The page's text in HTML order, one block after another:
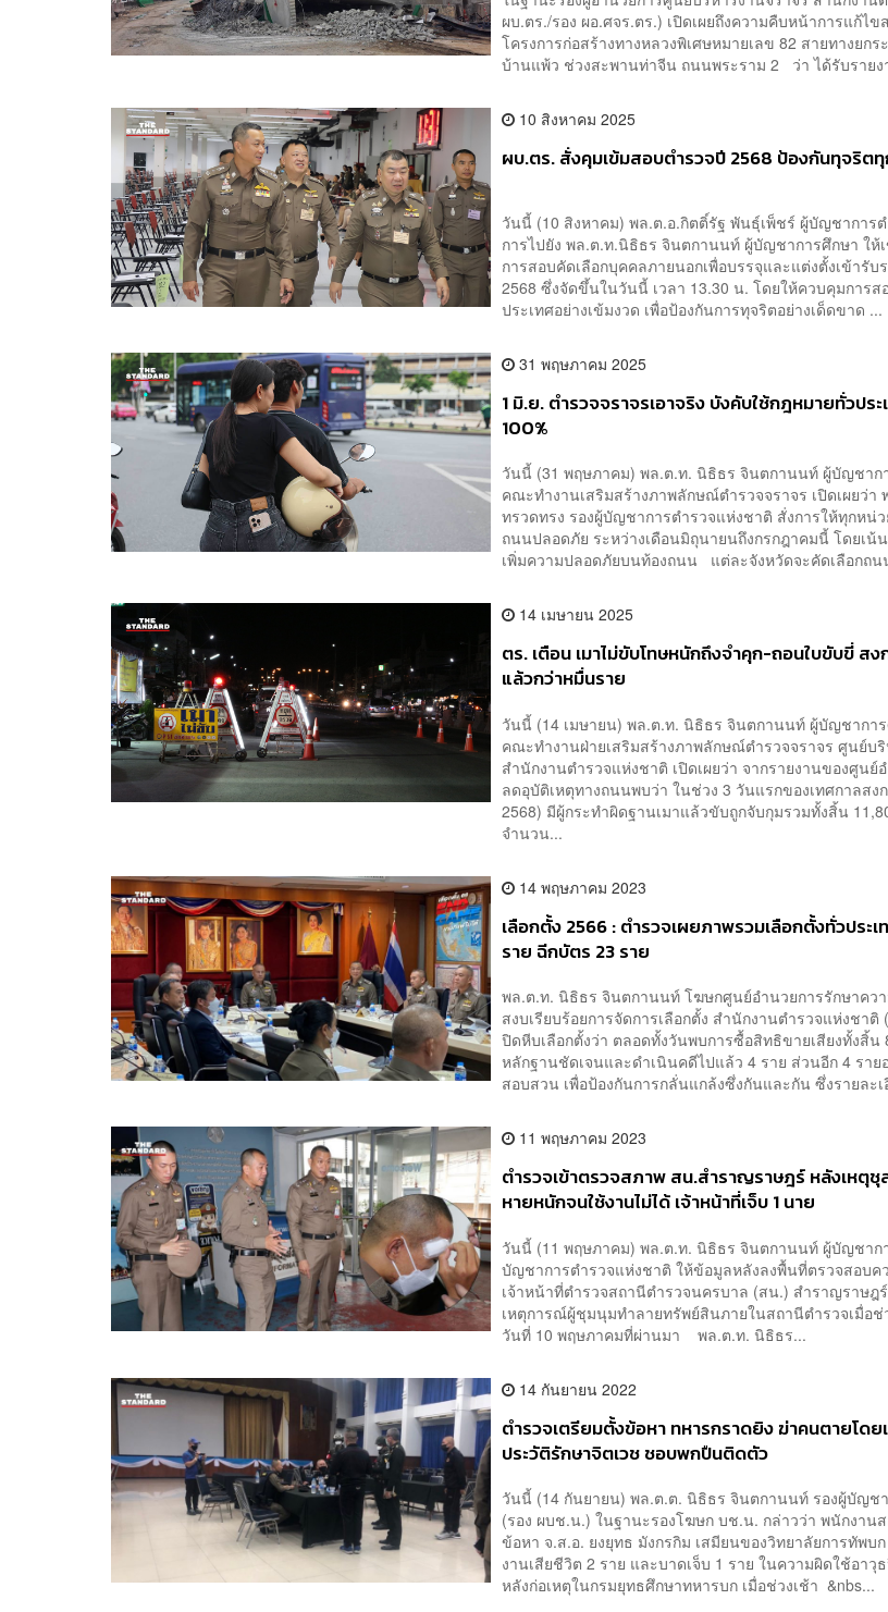
ผบ.ตร./รอง ผอ.ศจร.ตร.) เปิดเผยถึงความคืบหน้าการแก้ไ
โครงการก่อสร้างทางหลวงพิเศษหมายเลข 82 สายทางยก
บ้านแพ้ว ช่วงสะพานท่าจีน ถนนพระราม 2 ว่า ได้รับรายง
10 สิงหาคม 2025
ผบ.ตร. สั่งคุมเข้มสอบตำรวจปี 2568 ป้องกันทุจริต
วันนี้ (10 สิงหาคม) พล.ต.อ.กิตติ์รัฐ พันธุ์เพ็ชร์ ผู้บัญชาการ
การไปยัง พล.ต.ท.นิธิธร จินตกานนท์ ผู้บัญชาการศึกษา ให้
การสอบคัดเลือกบุคคลภายนอกเพื่อบรรจุและแต่งตั้งเข้ารับ
2568 ซึ่งจัดขึ้นในวันนี้ เวลา 13.30 น. โดยให้ควบคุมการ
ประเทศอย่างเข้มงวด เพื่อป้องกันการทุจริตอย่างเด็ดขาด ...
31 พฤษภาคม 2025
1 มิ.ย. ตำรวจจราจรเอาจริง บังคับใช้กฎหมายทั่วปร
100%
วันนี้ (31 พฤษภาคม) พล.ต.ท. นิธิธร จินตกานนท์ ผู้บัญชาก
คณะทำงานเสริมสร้างภาพลักษณ์ตำรวจจราจร เปิดเผยว่า
ทรวดทรง รองผู้บัญชาการตำรวจแห่งชาติ สั่งการให้ทุกหน่
ถนนปลอดภัย ระหว่างเดือนมิถุนายนถึงกรกฎาคมนี้ โดยเน้
เพิ่มความปลอดภัยบนท้องถนน แต่ละจังหวัดจะคัดเลือกถ
14 เมษายน 2025
ตร. เตือน เมาไม่ขับโทษหนักถึงจำคุก-ถอนใบขับขี่ ส
แล้วกว่าหมื่นราย
วันนี้ (14 เมษายน) พล.ต.ท. นิธิธร จินตกานนท์ ผู้บัญชากา
คณะทำงานฝ่ายเสริมสร้างภาพลักษณ์ตำรวจจราจร ศูนย์บริ
สำนักงานตำรวจแห่งชาติ เปิดเผยว่า จากรายงานของศูนย์
ลดอุบัติเหตุทางถนนพบว่า ในช่วง 3 วันแรกของเทศกาลสง
2568) มีผู้กระทำผิดฐานเมาแล้วขับถูกจับกุมรวมทั้งสิ้น
จำนวน...
14 พฤษภาคม 2023
เลือกตั้ง 2566 : ตำรวจเผยภาพรวมเลือกตั้งทั่วประ
ราย ฉีกบัตร 23 ราย
พล.ต.ท. นิธิธร จินตกานนท์ โฆษกศูนย์อำนวยการรักษาคว
สงบเรียบร้อยการจัดการเลือกตั้ง สำนักงานตำรวจแห่งชาติ
ปิดหีบเลือกตั้งว่า ตลอดทั้งวันพบการซื้อสิทธิขายเสียงทั้งสิ้น
หลักฐานชัดเจนและดำเนินคดีไปแล้ว 4 ราย ส่วนอีก 4 ราย
สอบสวน เพื่อป้องกันการกลั่นแกล้งซึ่งกันและกัน ซึ่งรายละเ
11 พฤษภาคม 2023
ตำรวจเข้าตรวจสภาพ สน.สำราญราษฎร์ หลังเหตุ
หายหนักจนใช้งานไม่ได้ เจ้าหน้าที่เจ็บ 1 นาย
วันนี้ (11 พฤษภาคม) พล.ต.ท. นิธิธร จินตกานนท์ ผู้บัญชาก
บัญชาการตำรวจแห่งชาติ ให้ข้อมูลหลังลงพื้นที่ตรวจสอบค
เจ้าหน้าที่ตำรวจสถานีตำรวจนครบาล (สน.) สำราญราษฎ
เหตุการณ์ผู้ชุมนุมทำลายทรัพย์สินภายในสถานีตำรวจเมื่อช่
วันที่ 10 พฤษภาคมที่ผ่านมา พล.ต.ท. นิธิธร...
14 กันยายน 2022
ตำรวจเตรียมตั้งข้อหา ทหารกราดยิง ฆ่าคนตายโด
ประวัติรักษาจิตเวช ชอบพกปืนติดตัว
วันนี้ (14 กันยายน) พล.ต.ต. นิธิธร จินตกานนท์ รองผู้บัญช
(รอง ผบช.น.) ในฐานะรองโฆษก บช.น. กล่าวว่า พนักงาน
ข้อหา จ.ส.อ. ยงยุทธ มังกรกิม เสมียนของวิทยาลัยการทัพบ
งานเสียชีวิต 2 ราย และบาดเจ็บ 1 ราย ในความผิดใช้อาวุ
หลังก่อเหตุในกรมยุทธศึกษาทหารบก เมื่อช่วงเช้า &nbs...